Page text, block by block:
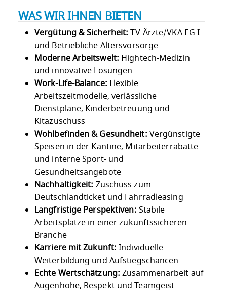
WAS WIR IHNEN BIETEN
Vergütung & Sicherheit: TV-Ärzte/VKA EG I
und Betriebliche Altersvorsorge
Moderne Arbeitswelt: Hightech-Medizin
und innovative Lösungen
Work-Life-Balance: Flexible
Arbeitszeitmodelle, verlässliche
Dienstpläne, Kinderbetreuung und
Kitazuschuss
Wohlbefinden & Gesundheit: Vergünstigte
Speisen in der Kantine, Mitarbeiterrabatte
und interne Sport- und
Gesundheitsangebote
Nachhaltigkeit: Zuschuss zum
Deutschlandticket und Fahrradleasing
Langfristige Perspektiven: Stabile
Arbeitsplätze in einer zukunftssicheren
Branche
Karriere mit Zukunft: Individuelle
Weiterbildung und Aufstiegschancen
Echte Wertschätzung: Zusammenarbeit auf
Augenhöhe, Respekt und Teamgeist